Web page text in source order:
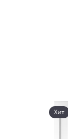
Хит